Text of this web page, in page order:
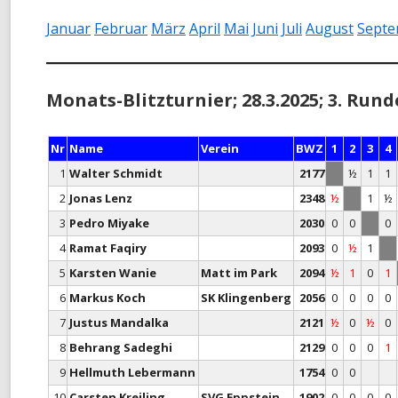
MONATS-
TURNIER-SIMULTAN
SCHNELLSCHACH-
CHESS960-MEISTERSCHAFT
TANDEM-BLITZ-
FRÜHSOMMER-CUP
Januar Februar März April Mai Juni Juli August
Monats-Blitzturnier; 28.3.2025; 3.
Nr Name Verein BWZ 1 2 3 4
1 Walter Schmidt 2177 ½ 1 1
2 Jonas Lenz 2348 ½ 1 ½
3 Pedro Miyake 2030 0 0 0
4 Ramat Faqiry 2093 0 ½ 1
5 Karsten Wanie Matt im Park 2094 ½ 1 0 1
6 Markus Koch SK Klingenberg 2056 0 0 0 0
7 Justus Mandalka 2121 ½ 0 ½ 0
8 Behrang Sadeghi 2129 0 0 0 1
9 Hellmuth Lebermann 1754 0 0